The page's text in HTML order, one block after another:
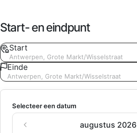
Start- en eindpunt
Start
Antwerpen, Grote Markt/Wisselstraat
Einde
Antwerpen, Grote Markt/Wisselstraat
Selecteer een datum
augustus 2026